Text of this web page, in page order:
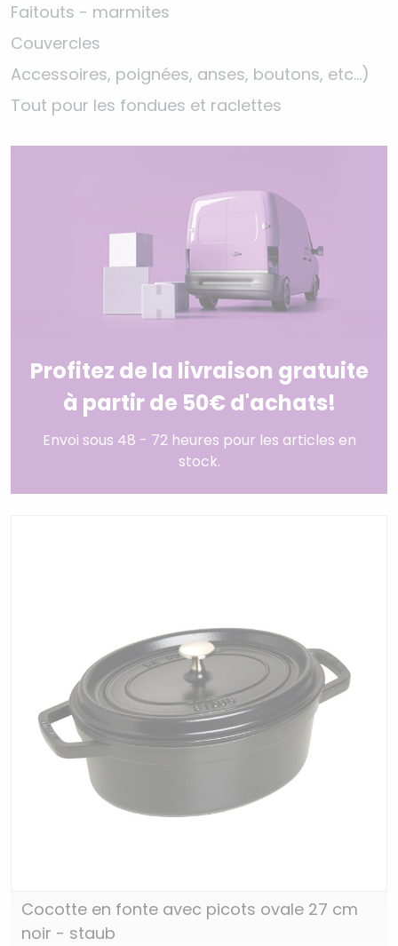
Faitouts - marmites
Couvercles
Accessoires, poignées, anses, boutons, etc…)
Tout pour les fondues et raclettes
Profitez de la livraison gratuite
à partir de 50€ d'achats!
Envoi sous 48 - 72 heures pour les articles en
stock.
Cocotte en fonte avec picots ovale 27 cm
noir - staub